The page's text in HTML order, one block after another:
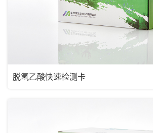
脱氢乙酸快速检测卡